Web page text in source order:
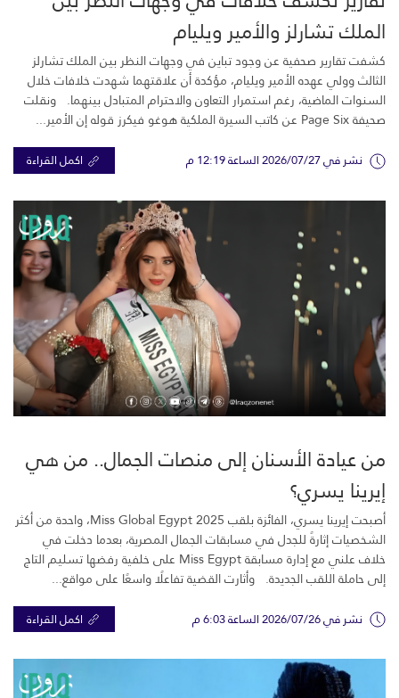
الملك تشارلز والأمير ويليام
كشفت تقارير صحفية عن وجود تباين في وجهات النظر بين الملك تشارلز
الثالث وولي عهده الأمير ويليام، مؤكدة أن علاقتهما شهدت خلافات خلال
السنوات الماضية، رغم استمرار التعاون والاحترام المتبادل بينهما. ونقلت
صحيفة Page Six عن كاتب السيرة الملكية هوغو فيكرز قوله إن الأمير...
نشر في 2026/07/27 الساعة 12:19 م اكمل القراءة
من عيادة الأسنان إلى منصات الجمال.. من هي
إيرينا يسري؟
أصبحت إيرينا يسري، الفائزة بلقب Miss Global Egypt 2025، واحدة من أكثر
الشخصيات إثارةً للجدل في مسابقات الجمال المصرية، بعدما دخلت في
خلاف علني مع إدارة مسابقة Miss Egypt على خلفية رفضها تسليم التاج
إلى حاملة اللقب الجديدة. وأثارت القضية تفاعلًا واسعًا على مواقع...
نشر في 2026/07/26 الساعة 6:03 م اكمل القراءة